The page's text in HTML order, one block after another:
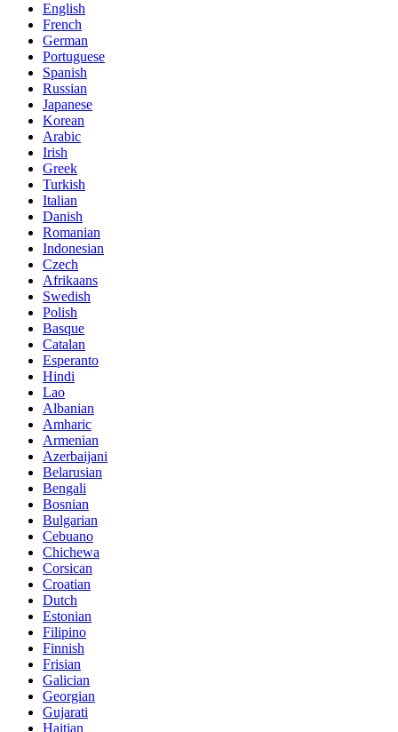
English
French
German
Portuguese
Spanish
Russian
Japanese
Korean
Arabic
Irish
Greek
Turkish
Italian
Danish
Romanian
Indonesian
Czech
Afrikaans
Swedish
Polish
Basque
Catalan
Esperanto
Hindi
Lao
Albanian
Amharic
Armenian
Azerbaijani
Belarusian
Bengali
Bosnian
Bulgarian
Cebuano
Chichewa
Corsican
Croatian
Dutch
Estonian
Filipino
Finnish
Frisian
Galician
Georgian
Gujarati
Haitian